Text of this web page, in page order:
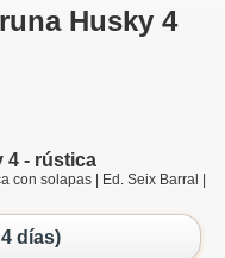
Husky 4
4 - rústica
con solapas | Ed. Seix Barral |
días)